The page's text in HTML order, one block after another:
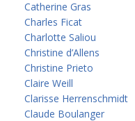
Catherine Gras
Charles Ficat
Charlotte Saliou
Christine d’Allens
Christine Prieto
Claire Weill
Clarisse Herrenschmidt
Claude Boulanger